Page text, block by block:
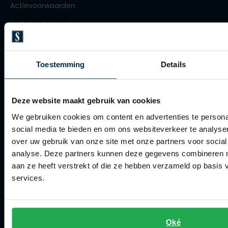
Toestemming Details
Deze website maakt gebruik van cookies
We gebruiken cookies om content en advertenties te
social media te bieden en om ons websiteverkeer te
over uw gebruik van onze site met onze partners voor
analyse. Deze partners kunnen deze gegevens combineren
aan ze heeft verstrekt of die ze hebben verzameld op basis
services.
Oké
Olymp
Portofino
Profuomo
R2
Rehab
Replay
Actievoorwaarden
Artikelonderhoud
Winkel
Contact winkel
Contact webshop
Spierings Herenmode
Over Spierings
Collecties herenkleding